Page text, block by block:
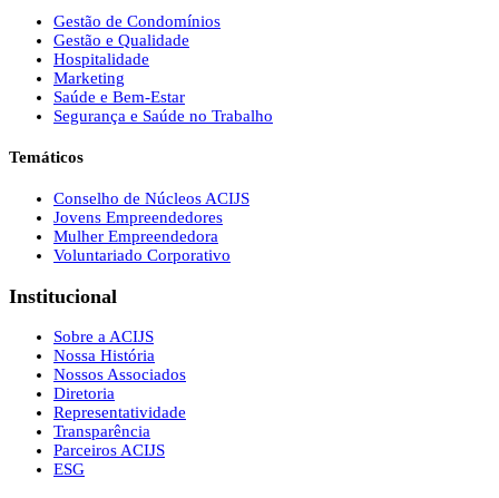
Gestão de Condomínios
Gestão e Qualidade
Hospitalidade
Marketing
Saúde e Bem-Estar
Segurança e Saúde no Trabalho
Temáticos
Conselho de Núcleos ACIJS
Jovens Empreendedores
Mulher Empreendedora
Voluntariado Corporativo
Institucional
Sobre a ACIJS
Nossa História
Nossos Associados
Diretoria
Representatividade
Transparência
Parceiros ACIJS
ESG